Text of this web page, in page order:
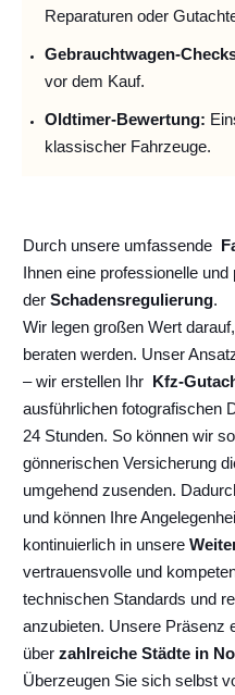
Reparaturen oder
Gebrauchtwagen-
vor dem Kauf.
Oldtimer-Bewertung:
klassischer Fahrzeuge.
Durch unsere umfassende
Ihnen eine professionelle
der Schadensregulierung.
Wir legen großen Wert
beraten werden. Unser
– wir erstellen Ihr Kfz-
ausführlichen fotografischen
24 Stunden. So können wir
gönnerischen Versicherung
umgehend zusenden.
und können Ihre
kontinuierlich in unsere
vertrauensvolle und
technischen Standards und
anzubieten. Unsere Präsenz
über zahlreiche Städte in
Überzeugen Sie sich selbst